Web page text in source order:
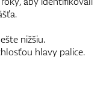
nižšiu.
hlavy palice.